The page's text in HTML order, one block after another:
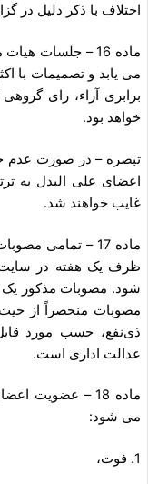
اختلاف با ذکر دلیل در
ماده 16 – جلسات
می یابد و تصمیمات با
برابری آراء، رای
خواهد بود.
تبصره – در صورت عدم
اعضای علی البدل به
غایب خواهند شد.
ماده 17 – تمامی
ظرف یک هفته در سایت
شود. مصوبات مذکور یک
مصوبات منحصراً از
ذی‌نفع، حسب مورد
عدالت اداری است.
ماده 18 – عضویت
می شود:
1. فوت،